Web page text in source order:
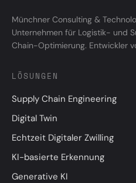
Münchner Consulting &
Unternehmen für Logistik- und
Chain-Optimierung. Entwickler
LÖSUNGEN
Supply Chain Engineering
Digital Twin
Echtzeit Digitaler Zwilling
KI-basierte Erkennung
Generative KI